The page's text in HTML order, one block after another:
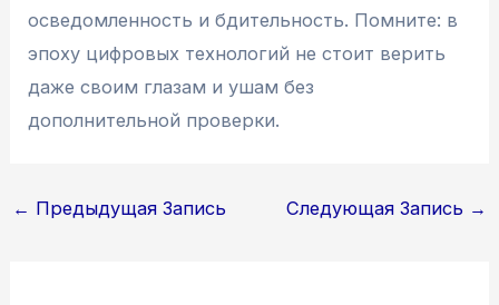
осведомленность и бдительность. Помните: в
эпоху цифровых технологий не стоит верить
даже своим глазам и ушам без
дополнительной проверки.
Навигация
← Предыдущая Запись Следующая Запись →